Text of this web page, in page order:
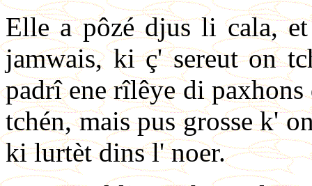
Elle a pôzé djus li cala,
jamwais, ki ç' sereut on
padrî ene rîlêye di
tchén, mais pus grosse k'
ki lurtèt dins l' noer.